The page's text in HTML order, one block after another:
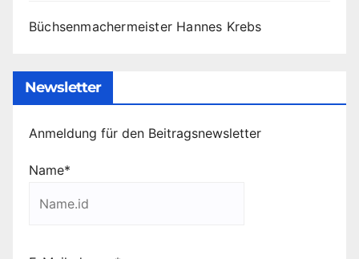
Büchsenmachermeister Hannes Krebs
Newsletter
Anmeldung für den Beitragsnewsletter
Name*